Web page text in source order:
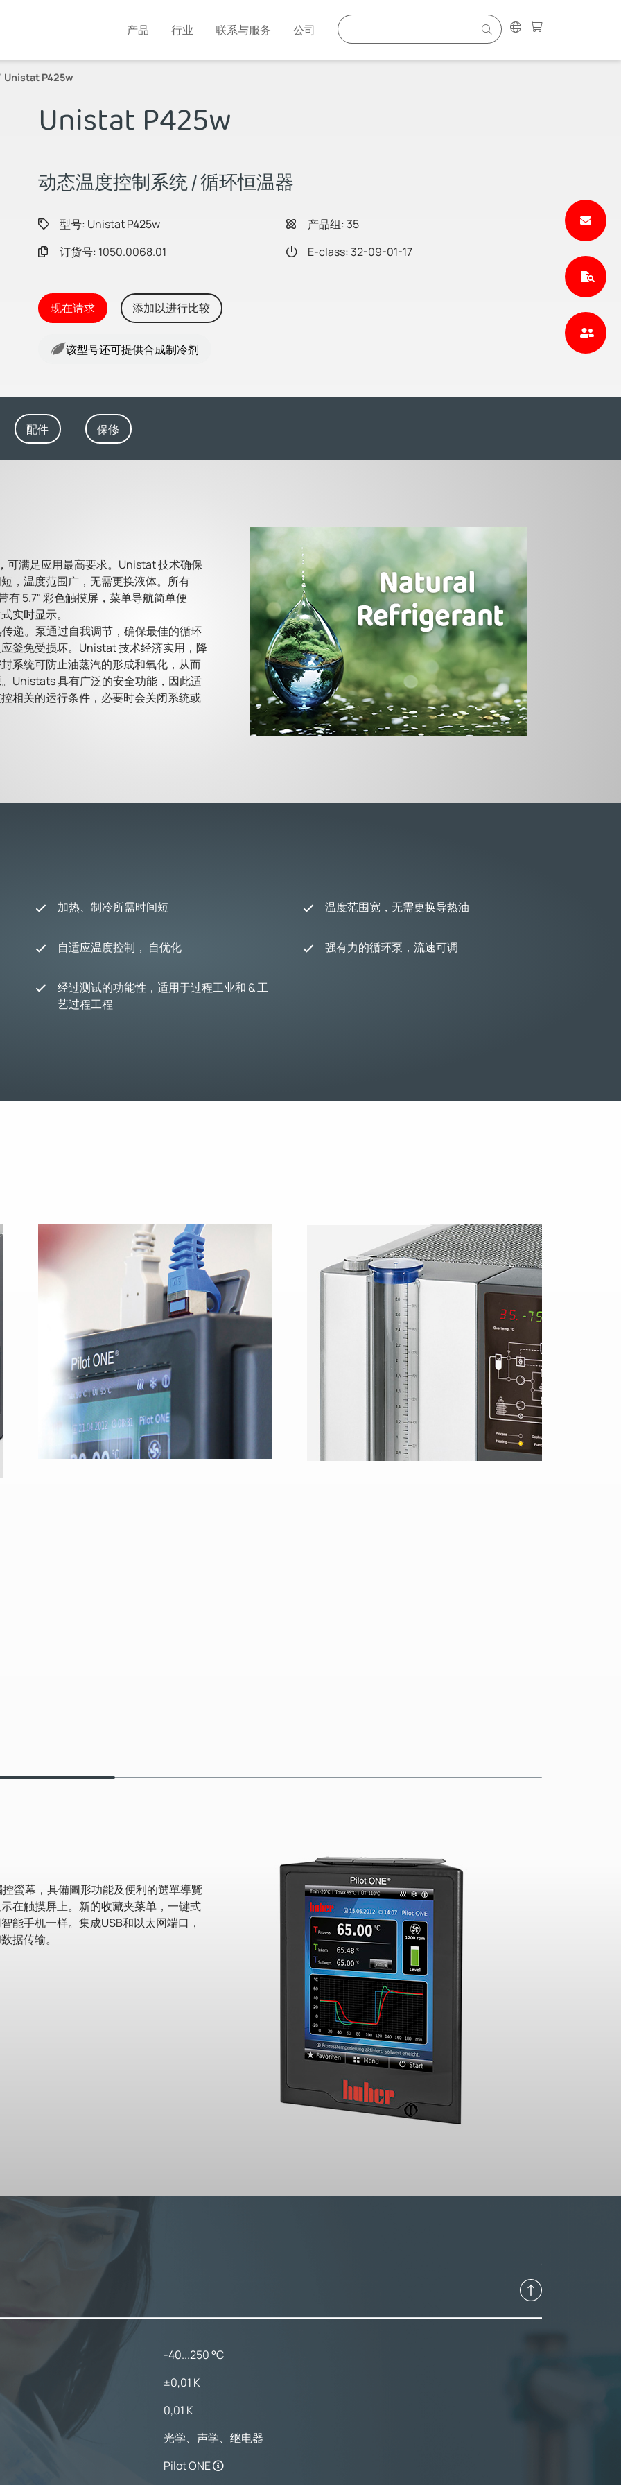
产品 行业 联系与服务 公司
Unistat P425w
Unistat P425w
动态温度控制系统 / 循环恒温器
型号: Unistat P425w
产品组: 35
订货号: 1050.0068.01
E-class: 32-09-01-17
现在请求 添加以进行比较
该型号还可提供合成制冷剂
配件 保修
可满足应用最高要求。Unistat 技术确保
，温度范围广，无需更换液体。所有
有 5.7" 彩色触摸屏，菜单导航简单便
实时显示。
递。泵通过自我调节，确保最佳的循环
釜免受损坏。Unistat 技术经济实用，降
系统可防止油蒸汽的形成和氧化，从而
Unistats 具有广泛的安全功能，因此适
相关的运行条件，必要时会关闭系统或
加热、制冷所需时间短 温度范围宽，无需更换导热油
自适应温度控制， 自优化 强有力的循环泵，流速可调
经过测试的功能性，适用于过程工业和 & 工
艺过程工程
螢幕，具備圖形功能及便利的選單導覽
在触摸屏上。新的收藏夹菜单，一键式
能手机一样。集成USB和以太网端口，
据传输。
-40...250 °C
±0,01 K
0,01 K
光学、声学、继电器
Pilot ONE